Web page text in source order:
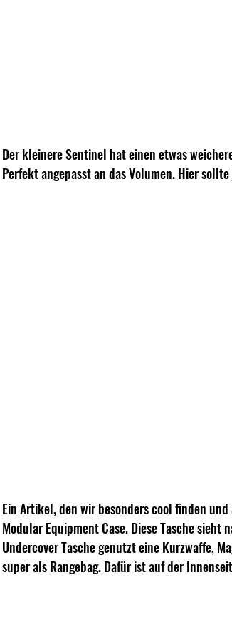
Der kleinere Sentinel hat einen etwas
Perfekt angepasst an das Volumen. Hier
Ein Artikel, den wir besonders cool finden
Modular Equipment Case. Diese Tasche
Undercover Tasche genutzt eine Kurzwaffe,
super als Rangebag. Dafür ist auf der